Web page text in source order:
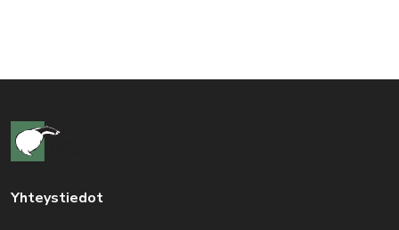
Yhteystiedot